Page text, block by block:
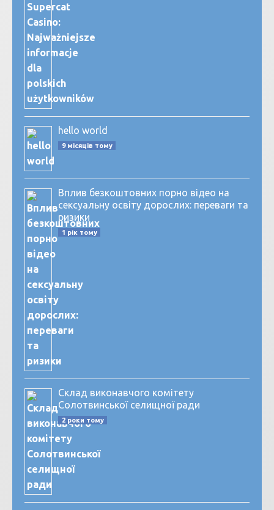
hello world
9 місяців тому
Вплив безкоштовних порно відео на
сексуальну освіту дорослих: переваги та
ризики
1 рік тому
Склад виконавчого комітету
Солотвинської селищної ради
2 роки тому